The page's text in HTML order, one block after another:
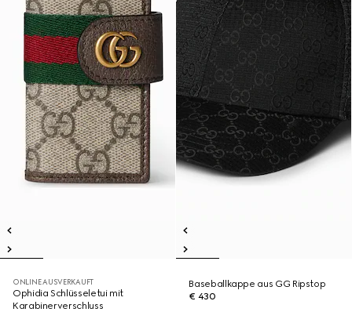
ONLINE AUSVERKAUFT
Ophidia Schlüsseletui mit
Karabinerverschluss
Baseballkappe aus GG Ripstop
€ 430